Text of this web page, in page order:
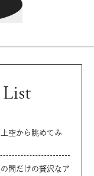
List
空から眺めてみ
間だけの贅沢なア